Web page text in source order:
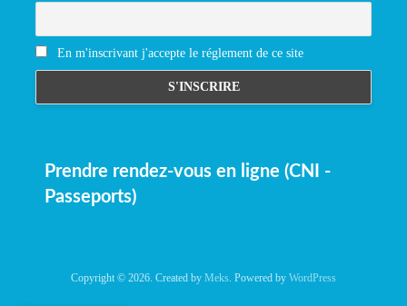
En m'inscrivant j'accepte le réglement de ce site
Prendre rendez-vous en ligne (CNI -
Passeports)
Copyright © 2026. Created by Meks . Powered by WordPress